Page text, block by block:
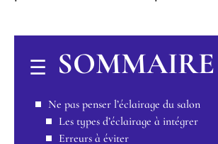
SOMMAIRE
Ne pas penser l’éclairage du salon
Les types d’éclairage à intégrer
Erreurs à éviter